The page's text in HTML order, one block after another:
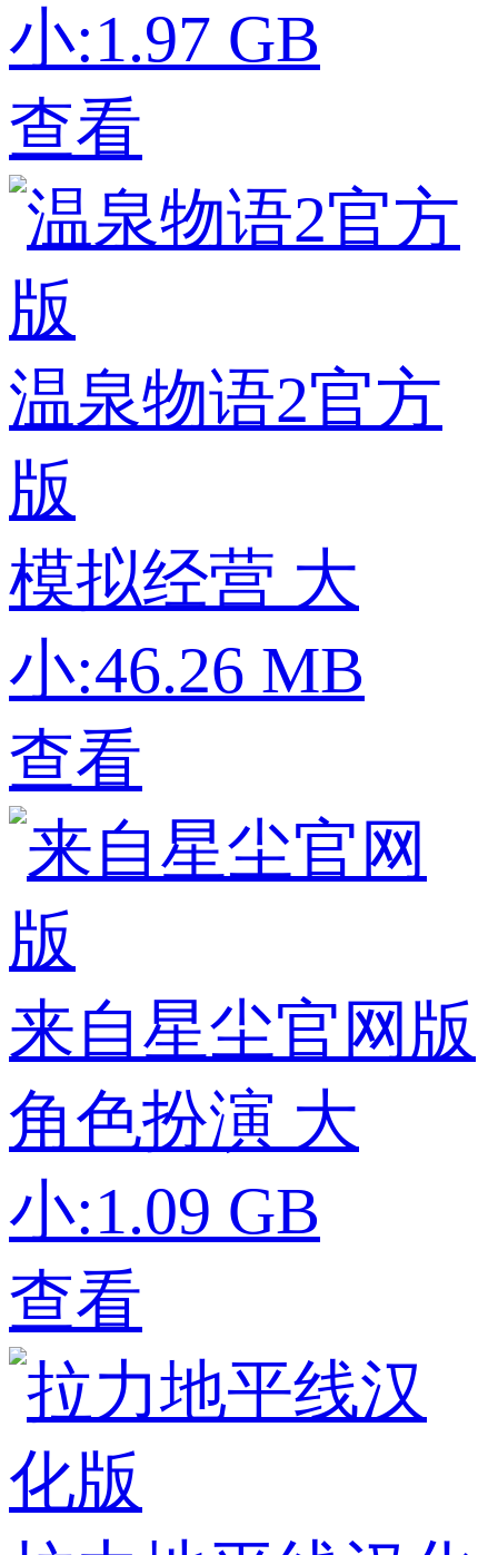
小:1.97 GB
查看
温泉物语2官方
版
模拟经营 大
小:46.26 MB
查看
来自星尘官网版
角色扮演 大
小:1.09 GB
查看